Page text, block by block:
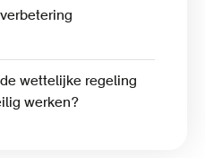
wettelijke regeling
werken?